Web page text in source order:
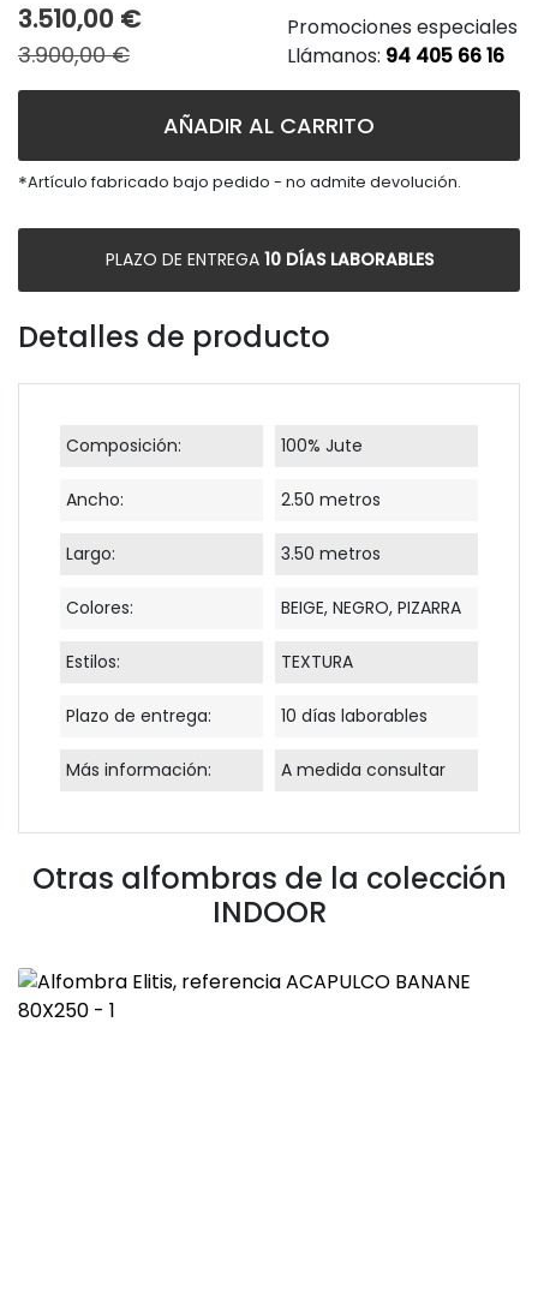
3.510,00 €
3.900,00 €
Promociones especiales
Llámanos: 94 405 66 16
AÑADIR AL CARRITO
*Artículo fabricado bajo pedido - no admite devolución.
PLAZO DE ENTREGA 10 DÍAS LABORABLES
Detalles de producto
Composición: 100% Jute
Ancho: 2.50 metros
Largo: 3.50 metros
Colores: BEIGE, NEGRO, PIZARRA
Estilos: TEXTURA
Plazo de entrega: 10 días laborables
Más información: A medida consultar
Otras alfombras de la colección
INDOOR